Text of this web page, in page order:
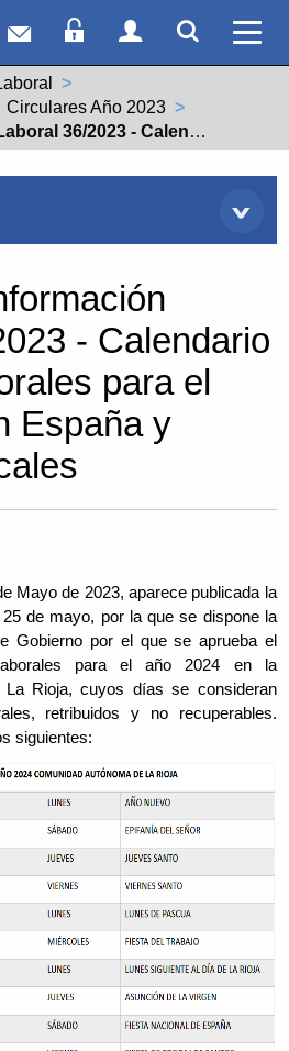
Correo webAcceso Socios
Acceso
Circulares Año 2023
para el Año 2024 en España y Festivos Locales
- Calendario
para el
España y
Linkedin
por whatsapp
Mayo de 2023, aparece publicada la
de mayo, por la que se dispone la
Gobierno por el que se aprueba el
para el año 2024 en la
La Rioja, cuyos días se consideran
retribuidos y no recuperables.
siguientes: